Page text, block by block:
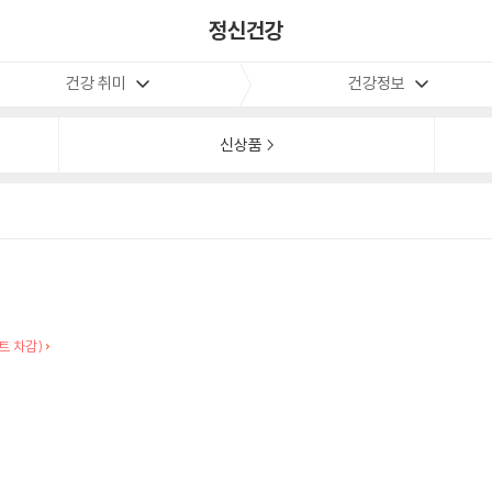
정신건강
건강 취미 건강정보
신상품
차감)